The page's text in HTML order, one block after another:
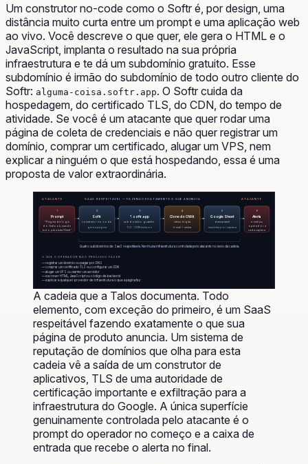
Um construtor no-code como o Softr é, por design, uma
distância muito curta entre um prompt e uma aplicação web
ao vivo. Você descreve o que quer, ele gera o HTML e o
JavaScript, implanta o resultado na sua própria
infraestrutura e te dá um subdomínio gratuito. Esse
subdomínio é irmão do subdomínio de todo outro cliente do
Softr: alguma-coisa.softr.app. O Softr cuida da
hospedagem, do certificado TLS, do CDN, do tempo de
atividade. Se você é um atacante que quer rodar uma
página de coleta de credenciais e não quer registrar um
domínio, comprar um certificado, alugar um VPS, nem
explicar a ninguém o que está hospedando, essa é uma
proposta de valor extraordinária.
ATACANTE SAAS RESPEITÁVEL — FAZENDO EXATAMENTE O QUE ANUNCIA ATACANTE
1
Prompt
“Página de login
do Outlook, mande
tudo para esta Sheet”
2
Softr
construtor no-code
gera a página
3
*.softr.app
subdomínio gratuito
TLS · CDN inclusos
4
Clone do OWA
vítima digita
e-mail + senha
5
Google Sheet
descartável
uma linha por captura
6
Alerta
e-mail ao
operador a
cada captura
Quatro subdomínios de SaaS respeitáveis. Nenhuma infraestrutura controlada pelo atacante no meio da cadeia.
O QUE O OPERADOR NÃO PRECISOU FAZER
— registrar um domínio ou pagar por DNS
— comprar um certificado TLS ou configurar um CDN
— alugar um VPS ou manter um servidor
— escrever HTML, JavaScript ou código de backend
— explicar a qualquer provedor de infraestrutura o que a página faz
A cadeia que a Talos documenta. Todo
elemento, com exceção do primeiro, é um SaaS
respeitável fazendo exatamente o que sua
página de produto anuncia. Um sistema de
reputação de domínios que olha para esta
cadeia vê a saída de um construtor de
aplicativos, TLS de uma autoridade de
certificação importante e exfiltração para a
infraestrutura do Google. A única superfície
genuinamente controlada pelo atacante é o
prompt do operador no começo e a caixa de
entrada que recebe o alerta no final.